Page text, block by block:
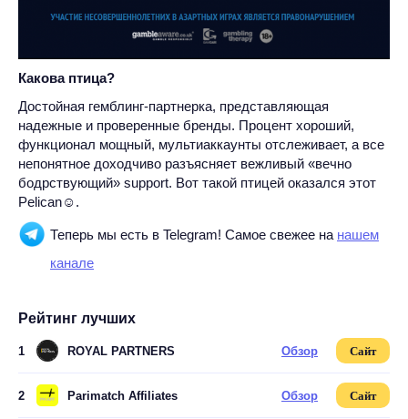
Какова птица?
Достойная гемблинг-партнерка, представляющая
надежные и проверенные бренды. Процент хороший,
функционал мощный, мультиаккаунты отслеживает, а все
непонятное доходчиво разъясняет вежливый «вечно
бодрствующий» support. Вот такой птицей оказался этот
Pelican☺.
Теперь мы есть в Telegram! Самое свежее на нашем
канале
Рейтинг лучших
1 ROYAL PARTNERS Обзор Сайт
2 Parimatch Affiliates Обзор Сайт